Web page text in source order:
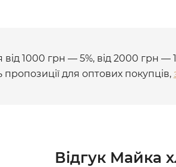
1000 грн — 5%, від 2000 грн —
для оптових покупців,
Відгук Майка